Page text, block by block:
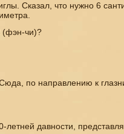
Сказал, что нужно 6
(фэн-чи)?
по направлению к
давности,